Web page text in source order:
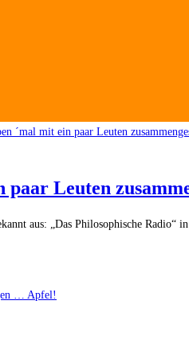
Leuten
aus: „Das Philosophische